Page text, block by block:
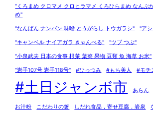
"くろまめ クロマメ クロヒラマメ くろひらまめ なんぶ
め"
"なんばん ナンバン 味噌 とうがらし トウガラシ" "ア
"キャンベル ナイアガラ きゃんべる" "ツブ つぶ"
"小泉武夫 日本の食事 根菜 葉菜 果物 豆類 魚 海草 お米"
"岩手107号 岩手118号" #ひっつみ #もち美人 #モチ
#土日ジャンボ市 あらん
お汁粉 こだわりの箸 しだれ食品，寄せ豆腐，岩泉